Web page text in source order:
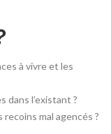
à vivre et les
dans l’existant ?
mal agencés ?